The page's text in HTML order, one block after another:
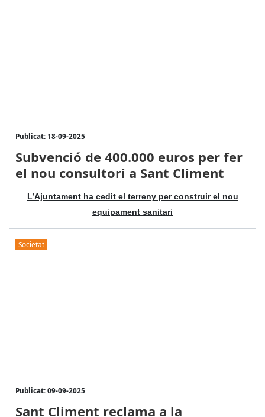
Publicat: 18-09-2025
Subvenció de 400.000 euros per fer
el nou consultori a Sant Climent
L’Ajuntament ha cedit el terreny per construir el nou
equipament sanitari
Societat
Publicat: 09-09-2025
Sant Climent reclama a la